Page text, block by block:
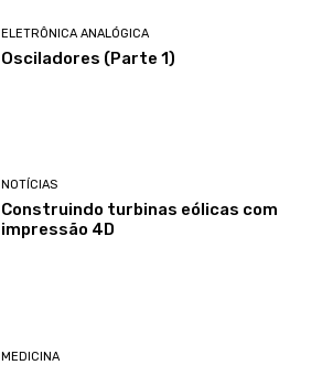
ELETRÔNICA ANALÓGICA
Osciladores (Parte 1)
NOTÍCIAS
Construindo turbinas eólicas com
impressão 4D
MEDICINA